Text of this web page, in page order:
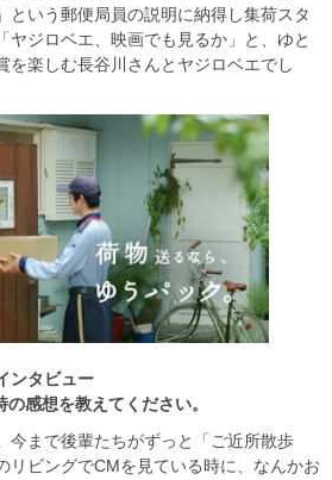
という郵便局員の説明に納得し集荷スタ
ヤジロベエ、映画でも見るか」と、ゆと
を楽しむ長谷川さんとヤジロベエでし
ンタビュー
感想を教えてください。
今まで後輩たちがずっと「ご近所散歩
リビングでCMを見ている時に、なんかお